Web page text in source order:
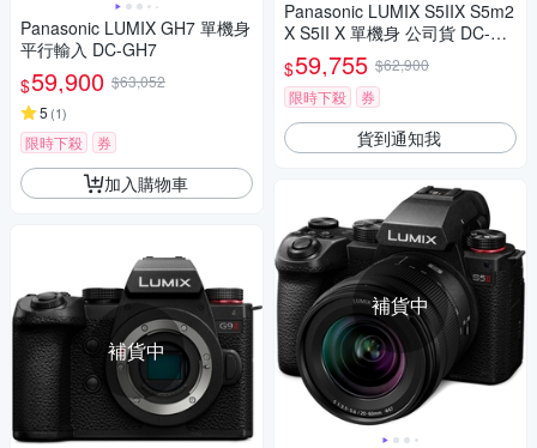
Panasonic LUMIX GH7 單機身
平行輸入 DC-GH7
$59,900 $63,052
5 (1)
限時下殺 券
加入購物車
補貨中
Panasonic LUMIX S5IIX S5m2
X S5II X 單機身 公司貨 DC-S5
M2X
$59,755 $62,900
限時下殺
券
貨到通知我
補貨中